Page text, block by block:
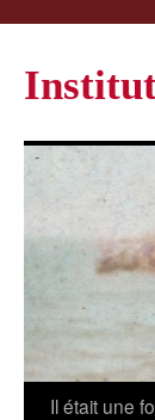
Il était une